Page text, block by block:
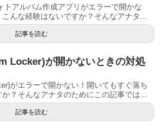
アルバム作成アプリがエラーで開かな
んな経験はないですか？そんなアナタ...
記事を読む
Locker)が開かないときの対処
がエラーで開かない！開いてもすぐ落ち
？そんなアナタのためにこの記事では...
記事を読む